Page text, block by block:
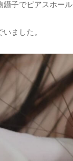
子でピアスホー
ました。